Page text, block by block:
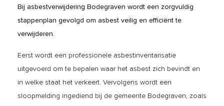
Bij asbestverwijdering Bodegraven wordt een zorgvuldig
stappenplan gevolgd om asbest veilig en efficiënt te
verwijderen.
Eerst wordt een professionele asbestinventarisatie
uitgevoerd om te bepalen waar het asbest zich bevindt en
in welke staat het verkeert. Vervolgens wordt een
sloopmelding ingediend bij de gemeente Bodegraven, zoals